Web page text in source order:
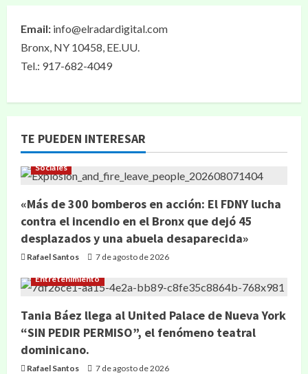
Email: info@elradardigital.com
Bronx, NY 10458, EE.UU.
Tel.: 917-682-4049
TE PUEDEN INTERESAR
Sociales
«Más de 300 bomberos en acción: El FDNY lucha
contra el incendio en el Bronx que dejó 45
desplazados y una abuela desaparecida»
Rafael Santos 7 de agosto de 2026
Entretenimiento
Tania Báez llega al United Palace de Nueva York
“SIN PEDIR PERMISO”, el fenómeno teatral
dominicano.
Rafael Santos 7 de agosto de 2026